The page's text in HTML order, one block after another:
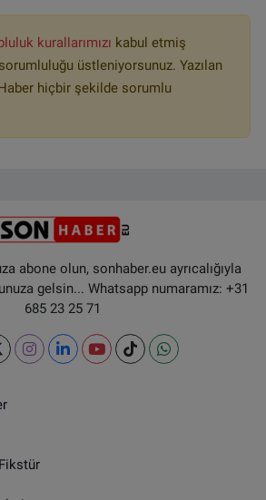
kurallarımızı kabul etmiş
üstleniyorsunuz. Yazılan
hiçbir şekilde sorumlu
abone olun, sonhaber.eu ayrıcalığıyla
gelsin... Whatsapp numaramız: +31
685 23 25 71